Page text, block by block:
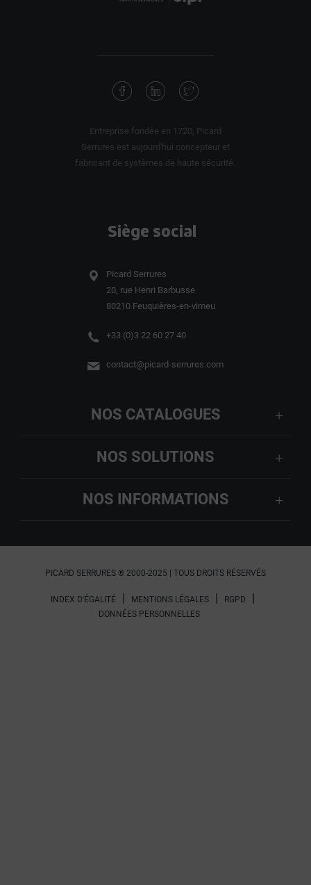
Siège social
Picard Serrures
20, rue Henri Barbusse
80210 Feuquières-en-vimeu
+33 (0)3 22 60 27 40
contact@picard-serrures.com
NOS CATALOGUES
Entreprise fondée en 1720, Picard
Serrures est aujourd'hui concepteur et
fabricant de systèmes de haute sécurité.
NOS SOLUTIONS
NOS INFORMATIONS
PICARD SERRURES ® 2000-2025 | TOUS DROITS RÉSERVÉS
INDEX D'ÉGALITÉ MENTIONS LÉGALES
RGPD
DONNÉES PERSONNELLES